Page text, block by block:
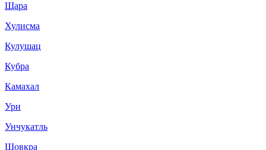
Щара
Хулисма
Кулушац
Кубра
Камахал
Ури
Унчукатль
Шовкра